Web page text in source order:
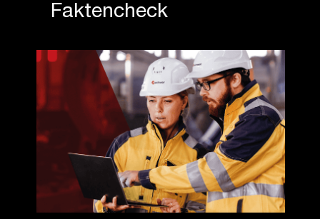
Faktencheck